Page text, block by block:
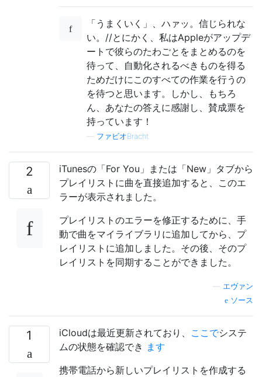
「うまくいく」、ハァッ。信じられな
い。//とにかく、私はAppleがアップデ
ートで彼らのたわごとをまとめるのを
待って、自動化されるべきものを得る
ためだけにこのすべての作業を行うの
を待つと思います。しかし、もちろ
ん、あなたの答えに感謝し、賛成票を
持っています！
ファビオBracht
2
iTunesの「For You」または「New」タブから
プレイリストに曲を直接追加すると、このエ
ラーが表示されました。
プレイリストのエラーを修正するために、手
動で曲をマイライブラリに追加してから、プ
レイリストに追加しました。その後、そのプ
レイリストを同期することができました。
エヴァン
ソース
1 iCloudは最近更新されており、 ここでシステ
ムの状態を確認でき ます
携帯電話から新しいプレイリストを作成する